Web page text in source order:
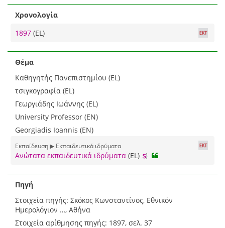
Χρονολογία
1897 (EL)
Θέμα
Καθηγητής Πανεπιστημίου (EL)
τσιγκογραφία (EL)
Γεωργιάδης Ιωάννης (EL)
University Professor (EN)
Georgiadis Ioannis (EN)
Εκπαίδευση ▶ Εκπαιδευτικά ιδρύματα
Ανώτατα εκπαιδευτικά ιδρύματα (EL)
Πηγή
Στοιχεία πηγής: Σκόκος Κωνσταντίνος, Εθνικόν
Ημερολόγιον …, Αθήνα
Στοιχεία αρίθμησης πηγής: 1897, σελ. 37